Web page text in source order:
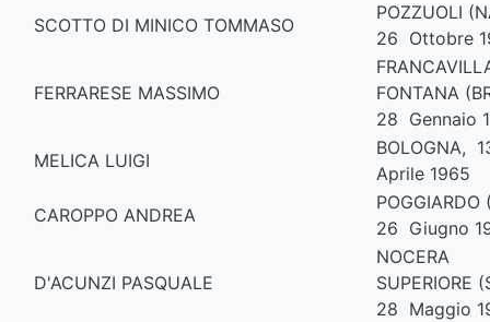
SCOTTO DI MINICO TOMMASO
POZZUOLI
26 Ottobre
FERRARESE MASSIMO
FONTANA
28 Gennaio
MELICA LUIGI
BOLOGNA,
Aprile 1965
CAROPPO ANDREA
26 Giugno
D'ACUNZI PASQUALE
NOCERA
SUPERIORE
28 Maggio